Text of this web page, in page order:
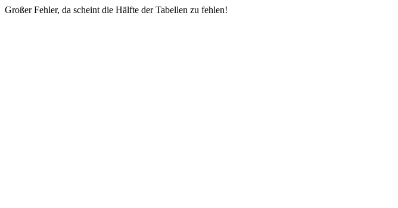
Großer Fehler, da scheint die Hälfte der Tabellen zu fehlen!